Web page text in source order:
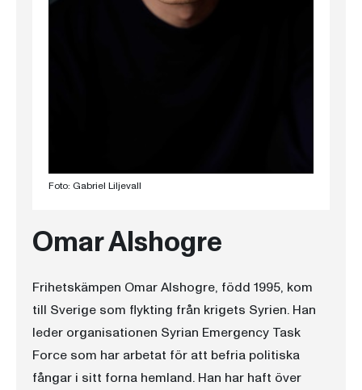
Foto: Gabriel Liljevall
Omar Alshogre
Frihetskämpen Omar Alshogre, född 1995, kom
till Sverige som flykting från krigets Syrien. Han
leder organisationen Syrian Emergency Task
Force som har arbetat för att befria politiska
fångar i sitt forna hemland. Han har haft över